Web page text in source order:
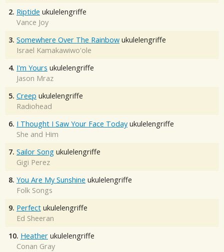
2. Riptide ukulelengriffe
Vance Joy
3. Somewhere Over The Rainbow ukulelengriffe
Israel Kamakawiwo'ole
4. I'm Yours ukulelengriffe
Jason Mraz
5. Creep ukulelengriffe
Radiohead
6. I Thought I Saw Your Face Today ukulelengriffe
She and Him
7. Sailor Song ukulelengriffe
Gigi Perez
8. You Are My Sunshine ukulelengriffe
Folk Songs
9. Perfect ukulelengriffe
Ed Sheeran
10. Heather ukulelengriffe
Conan Gray